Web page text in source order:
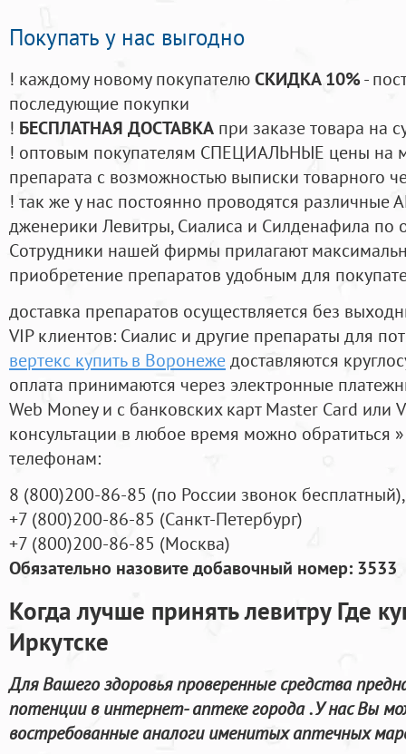
Покупать у нас выгодно
! каждому новому покупателюСКИДКА 10%-
последующие покупки
! БЕСПЛАТНАЯ ДОСТАВКА при заказе товара на
! оптовым покупателям СПЕЦИАЛЬНЫЕ цены на
препарата с возможностью выписки товарного
! так же у нас постоянно проводятся
дженерики Левитры, Сиалиса и Силденафила по
Cотрудники нашей фирмы прилагают
приобретение препаратов удобным для
доставка препаратов осуществляется без
VIP клиентов: Сиалис и другие препараты для
вертекс купить в Воронежедоставляются
оплата принимаются через электронные
Web Money и с банковских карт Master Card или
консультации в любое время можно обратиться
телефонам:
8 (800)200-86-85 (по России звонок бесплатный),
+7 (800)200-86-85 (Санкт-Петербург)
+7 (800)200-86-85 (Москва)
Обязательно назовите добавочный номер: 3533
Когда лучше принять левитру Где
Иркутске
Для Вашего здоровья проверенные средства
потенции в интернет- аптеке города . У нас Вы
востребованные аналоги именитых аптечных